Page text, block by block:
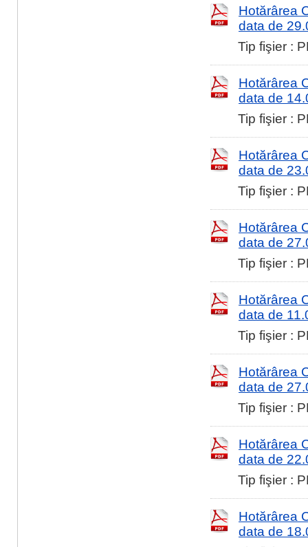
Hotărârea
data de
Tip fişier :
Hotărârea
data de
Tip fişier :
Hotărârea
data de
Tip fişier :
Hotărârea
data de
Tip fişier :
Hotărârea
data de
Tip fişier :
Hotărârea
data de
Tip fişier :
Hotărârea
data de
Tip fişier :
Hotărârea
data de